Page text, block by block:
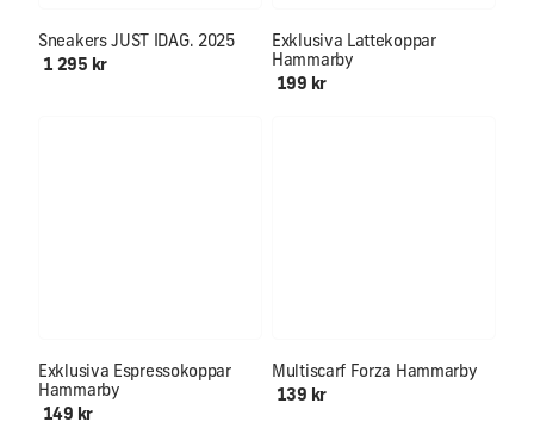
Sneakers JUST IDAG. 2025
1 295 kr
Exklusiva Lattekoppar
Hammarby
199 kr
Exklusiva Espressokoppar
Hammarby
149 kr
Multiscarf Forza Hammarby
139 kr